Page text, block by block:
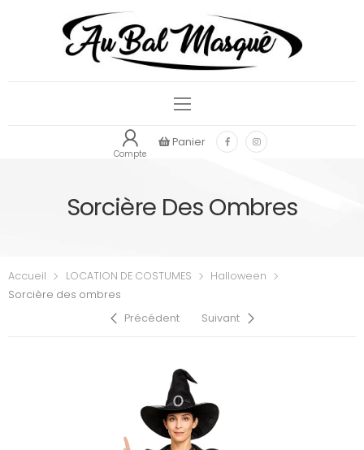
Compte
Panier
Sorcière Des Ombres
Accueil LOCATION DE COSTUMES
Halloween
Sorcière des ombres
Précédent
Suivant